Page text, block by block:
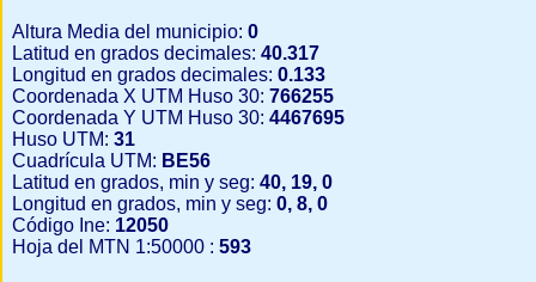
Altura Media del municipio: 0
Latitud en grados decimales: 40.317
Longitud en grados decimales: 0.133
Coordenada X UTM Huso 30: 766255
Coordenada Y UTM Huso 30: 4467695
Huso UTM: 31
Cuadrícula UTM: BE56
Latitud en grados, min y seg: 40, 19, 0
Longitud en grados, min y seg: 0, 8, 0
Código Ine: 12050
Hoja del MTN 1:50000 : 593